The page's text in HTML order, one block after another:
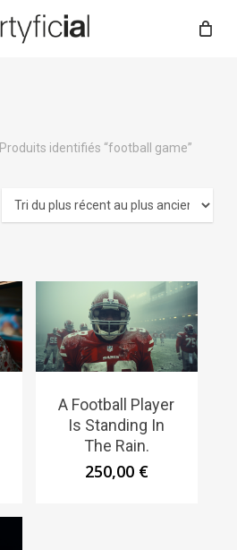
Produits identifiés “football game”
A Football Player
Is Standing In
The Rain.
250,00 €